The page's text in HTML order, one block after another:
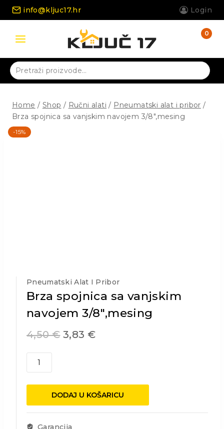
Skip
info@kljuc17.hr Login
0
Pretraži:
Home / Shop / Ručni alati / Pneumatski alat i pribor /
Brza spojnica sa vanjskim navojem 3/8″,mesing
-15%
Pneumatski Alat I Pribor
Brza spojnica sa vanjskim
navojem 3/8″,mesing
4,50€ 3,83 €
Brza
vanjskim
3/8",mesing
količina
DODAJ U KOŠARICU
Garancija